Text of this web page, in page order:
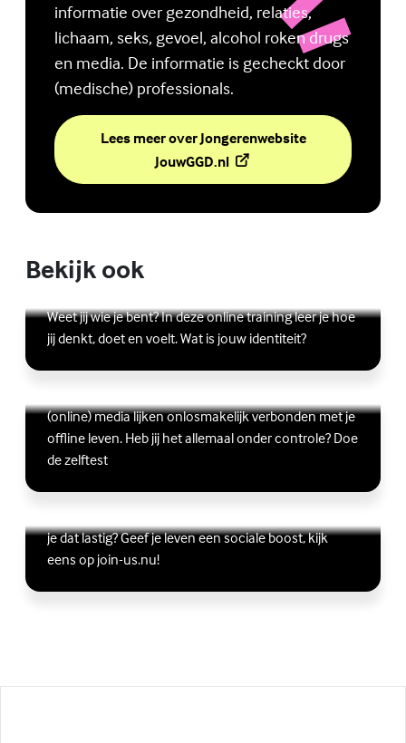
informatie over gezondheid, relaties,
lichaam, seks, gevoel, alcohol roken drugs
en media. De informatie is gecheckt door
(medische) professionals.
Lees meer over Jongerenwebsite
JouwGGD.nl(Externe link)
Bekijk ook
Online zelfhulptraining - Wie ben ik?
Weet jij wie je bent? In deze online training leer je hoe
jij denkt, doet en voelt. Wat is jouw identiteit?
Lees meer over Online zelfhulptraining - Wie ben ik?
(Externe link)
Ben jij digitaal in balans?
(online) media lijken onlosmakelijk verbonden met je
offline leven. Heb jij het allemaal onder controle? Doe
de zelftest
Lees meer over Ben jij digitaal in balans?
(Externe link)
Vriendschap
je dat lastig? Geef je leven een sociale boost, kijk
eens op join-us.nu!
Lees meer over Vriendschap
(Externe link)